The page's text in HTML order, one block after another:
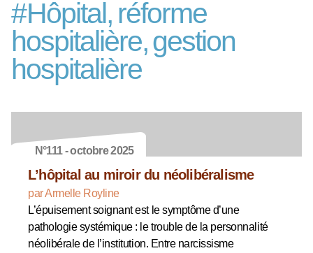
#Hôpital, réforme
hospitalière, gestion
hospitalière
N°111 - octobre 2025
L’hôpital au miroir du néolibéralisme
par Armelle Royline
L’épuisement soignant est le symptôme d’une
pathologie systémique : le trouble de la personnalité
néolibérale de l’institution. Entre narcissisme